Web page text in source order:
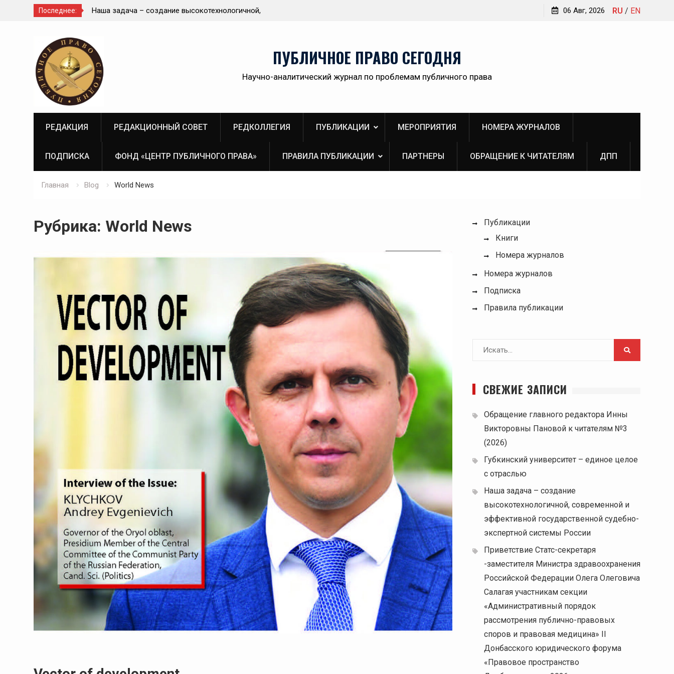
Последнее:
целое с
Наша задача – создание высокотехнологичной,
секции «Административный порядок
рассмотрения публично-правовых споров и
правовая медицина» II Донбасского
Обращение главного редактора Инны Викторовны
RU / EN
06 Авг, 2026
содержимому
ПУБЛИЧНОЕ ПРАВО СЕГОДНЯ
Научно-аналитический журнал по проблемам публичного права
РЕДАКЦИЯ РЕДАКЦИОННЫЙ СОВЕТ РЕДКОЛЛЕГИЯ ПУБЛИКАЦИИ МЕРОПРИЯТИЯ НОМЕРА ЖУРНАЛОВ
ПОДПИСКА ФОНД «ЦЕНТР ПУБЛИЧНОГО ПРАВА» ПРАВИЛА ПУБЛИКАЦИИ ПАРТНЕРЫ ОБРАЩЕНИЕ К ЧИТАТЕЛЯМ ДПП
Главная Blog World News
Рубрика: World News
Публикации
Книги
Номера журналов
Номера журналов
Подписка
Правила публикации
Поиск
СВЕЖИЕ ЗАПИСИ
Обращение главного редактора Инны
Викторовны Пановой к читателям №3
(2026)
Губкинский университет – единое целое
с отраслью
Наша задача – создание
высокотехнологичной, современной и
эффективной государственной судебно-
экспертной системы России
Приветствие Статс-секретаря
-заместителя Министра здравоохранения
Российской Федерации Олега Олеговича
Салагая участникам секции
«Административный порядок
рассмотрения публично-правовых
споров и правовая медицина» II
Донбасского юридического форума
«Правовое пространство